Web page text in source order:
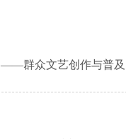
群众文艺创作与普